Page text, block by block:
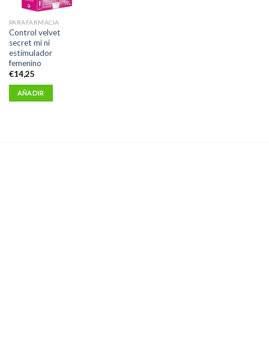
PARAFARMACIA
Control velvet
secret mi ni
estimulador
femenino
€14,25
AÑADIR